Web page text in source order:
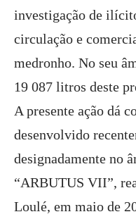
investigação de
circulação e
medronho. No seu
19 087 litros deste
A presente ação dá
desenvolvido
designadamente no
“ARBUTUS VII”,
Loulé, em maio de